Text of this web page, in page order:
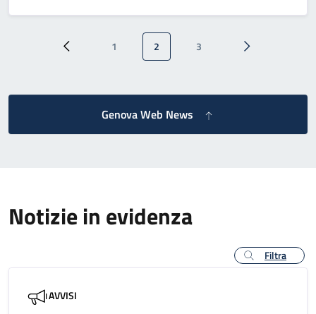
Paginazione
Pagina precedente
Pagina
1 Pagina attuale
2 Pagina
3 Pagina
Genova Web News
Notizie in evidenza
Filtra
AVVISI